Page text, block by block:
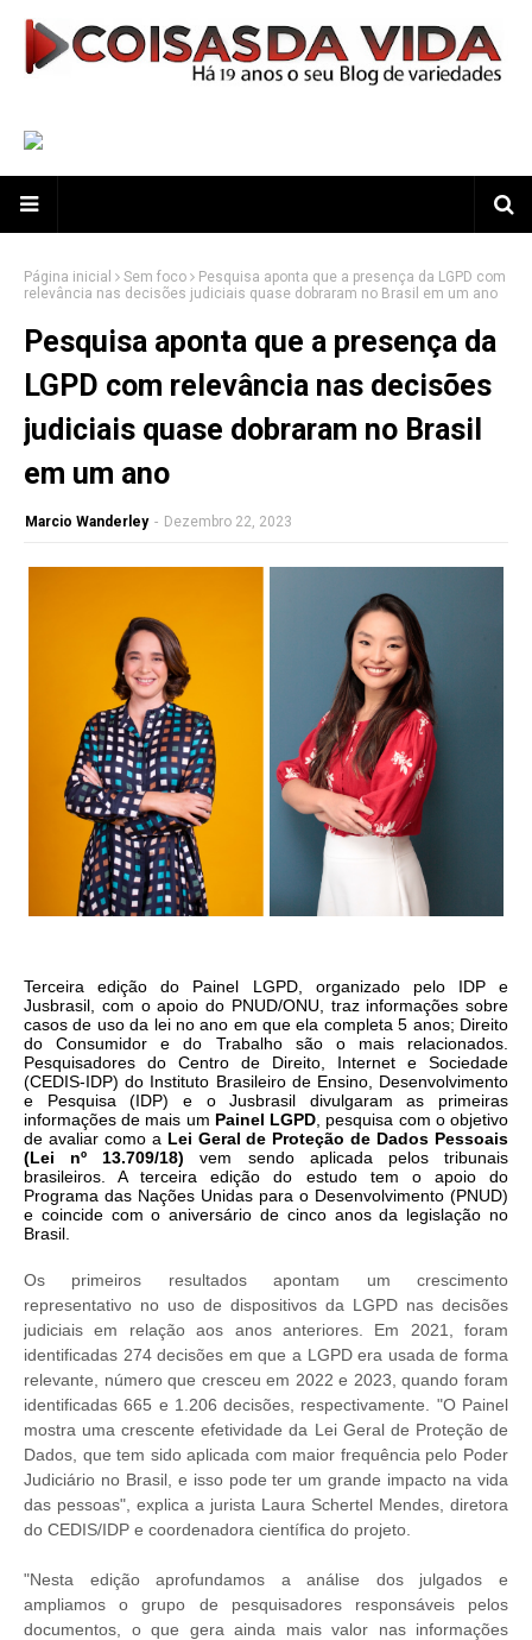
Página inicial Sem foco
Pesquisa aponta que a presença da LGPD com
relevância nas decisões judiciais quase dobraram no Brasil em um ano
Pesquisa aponta que a presença da
LGPD com relevância nas decisões
judiciais quase dobraram no Brasil
em um ano
Marcio Wanderley - Dezembro 22, 2023
Terceira edição do Painel LGPD, organizado pelo IDP e
Jusbrasil, com o apoio do PNUD/ONU, traz informações sobre
casos de uso da lei no ano em que ela completa 5 anos; Direito
do Consumidor e do Trabalho são o mais relacionados.
Pesquisadores do Centro de Direito, Internet e Sociedade
(CEDIS-IDP) do Instituto Brasileiro de Ensino, Desenvolvimento
e Pesquisa (IDP) e o Jusbrasil divulgaram as primeiras
informações de mais um Painel LGPD , pesquisa com o objetivo
de avaliar como a Lei Geral de Proteção de Dados Pessoais
(Lei nº 13.709/18) vem sendo aplicada pelos tribunais
brasileiros. A terceira edição do estudo tem o apoio do
Programa das Nações Unidas para o Desenvolvimento (PNUD)
e coincide com o aniversário de cinco anos da legislação no
Brasil.
Os primeiros resultados apontam um crescimento
representativo no uso de dispositivos da LGPD nas decisões
judiciais em relação aos anos anteriores. Em 2021, foram
identificadas 274 decisões em que a LGPD era usada de forma
relevante, número que cresceu em 2022 e 2023, quando foram
identificadas 665 e 1.206 decisões, respectivamente. "O Painel
mostra uma crescente efetividade da Lei Geral de Proteção de
Dados, que tem sido aplicada com maior frequência pelo Poder
Judiciário no Brasil, e isso pode ter um grande impacto na vida
das pessoas", explica a jurista Laura Schertel Mendes, diretora
do CEDIS/IDP e coordenadora científica do projeto.
"Nesta edição aprofundamos a análise dos julgados e
ampliamos o grupo de pesquisadores responsáveis pelos
documentos, o que gera ainda mais valor nas informações